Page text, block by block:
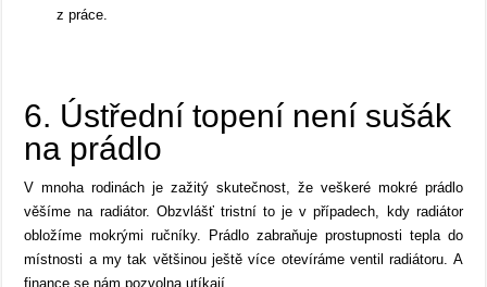
z práce.
6. Ústřední topení není sušák
na prádlo
V mnoha rodinách je zažitý skutečnost, že veškeré mokré prádlo
věšíme na radiátor. Obzvlášť tristní to je v případech, kdy radiátor
obložíme mokrými ručníky. Prádlo zabraňuje prostupnosti tepla do
místnosti a my tak většinou ještě více otevíráme ventil radiátoru. A
finance se nám pozvolna utíkají.